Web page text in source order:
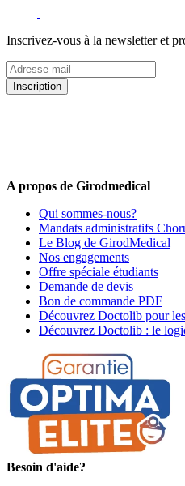
Inscrivez-vous à la newsletter et
Inscription
A propos de Girodmedical
Qui sommes-nous?
Mandats administratifs
Le Blog de GirodMedical
Nos engagements
Offre spéciale étudiants
Demande de devis
Bon de commande PDF
Découvrez Doctolib pour
Découvrez Doctolib : le
Besoin d'aide?